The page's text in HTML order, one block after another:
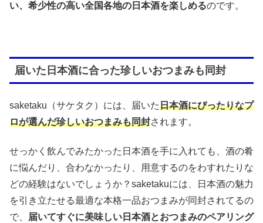
い、希少性の高い全国各地の日本酒を楽しめるのです。
届いた日本酒に合った珍しいおつまみも同封
saketaku（サケタク）には、届いた日本酒にぴったりなプ
ロが選んだ珍しいおつまみも同封されます。
せっかく飲んでみたかった日本酒を手に入れても、酒の肴
に悩んだり、合わなかったり、用意するのをわすれたりな
どの経験はないでしょうか？saketakuには、日本酒の魅力
を引き立たせる最適な本格一品おつまみが同封されてるの
で、
届いてすぐに美味しい日本酒とおつまみのペアリング